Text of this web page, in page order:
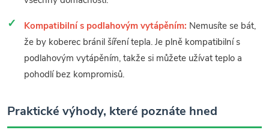
Kompatibilní s podlahovým vytápěním: Nemusíte se bát,
že by koberec bránil šíření tepla. Je plně kompatibilní s
podlahovým vytápěním, takže si můžete užívat teplo a
pohodlí bez kompromisů.
Praktické výhody, které poznáte hned